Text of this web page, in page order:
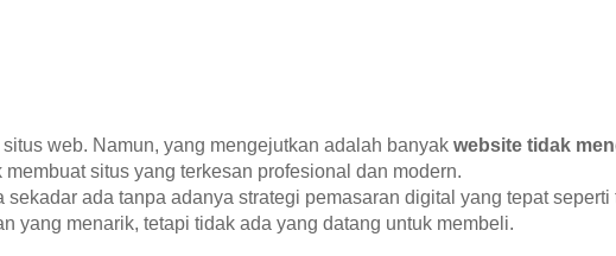
web. Namun, yang mengejutkan adalah banyak website tidak
situs yang terkesan profesional dan modern.
ada tanpa adanya strategi pemasaran digital yang tepat
yang menarik, tetapi tidak ada yang datang untuk membeli.